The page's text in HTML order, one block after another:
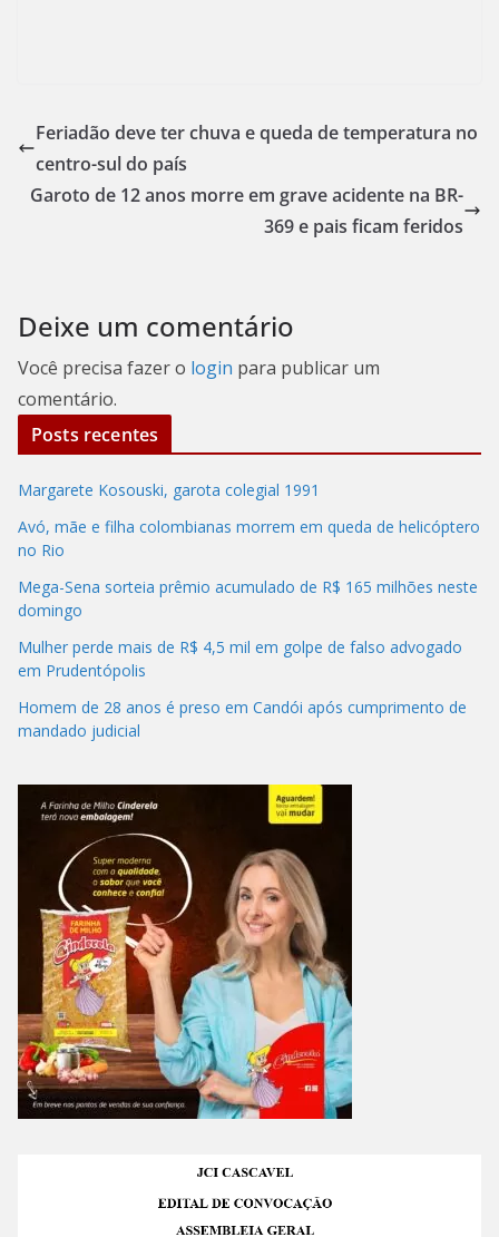
Feriadão deve ter chuva e queda de temperatura no
centro-sul do país
Garoto de 12 anos morre em grave acidente na BR-
369 e pais ficam feridos
Deixe um comentário
Você precisa fazer o login para publicar um
comentário.
Posts recentes
Margarete Kosouski, garota colegial 1991
Avó, mãe e filha colombianas morrem em queda de helicóptero
no Rio
Mega-Sena sorteia prêmio acumulado de R$ 165 milhões neste
domingo
Mulher perde mais de R$ 4,5 mil em golpe de falso advogado
em Prudentópolis
Homem de 28 anos é preso em Candói após cumprimento de
mandado judicial